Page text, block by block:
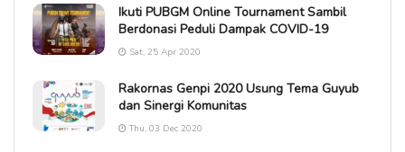
Ikuti PUBGM Online Tournament Sambil
Berdonasi Peduli Dampak COVID-19
Sat, 25 Apr 2020
Rakornas Genpi 2020 Usung Tema Guyub
dan Sinergi Komunitas
Thu, 03 Dec 2020